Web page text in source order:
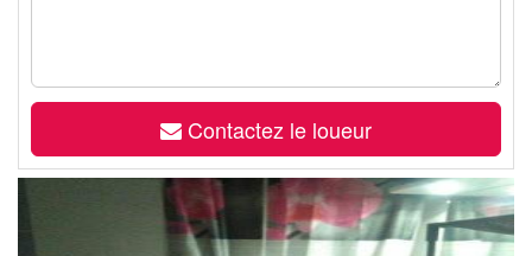
Contactez le loueur